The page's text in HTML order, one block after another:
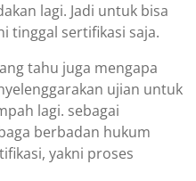
lagi. Jadi untuk bisa
tinggal sertifikasi saja.
tahu juga mengapa
ujian untuk
lagi. sebagai
berbadan hukum
yakni proses